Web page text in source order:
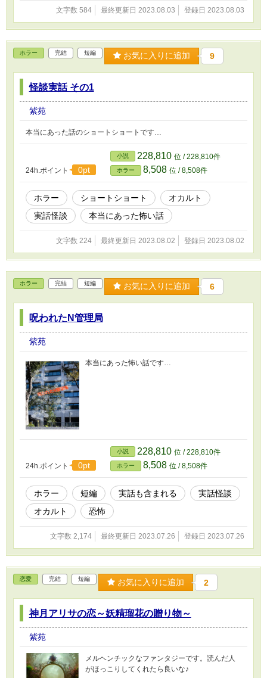
文字数 584 最終更新日 2023.08.03 登録日 2023.08.03
ホラー 完結 短編 お気に入りに追加 9
怪談実話 その1
紫苑
本当にあった話のショートショートです…
24h.ポイント 0pt
小説 228,810 位 / 228,810件
ホラー 8,508 位 / 8,508件
ホラー ショートショート
オカルト
実話怪談
本当にあった怖い話
文字数 224 最終更新日 2023.08.02 登録日 2023.08.02
ホラー 完結 短編 お気に入りに追加 6
呪われたN管理局
紫苑
本当にあった怖い話です…
24h.ポイント 0pt
小説 228,810 位 / 228,810件
ホラー 8,508 位 / 8,508件
ホラー 短編 実話も含まれる
実話怪談
オカルト
恐怖
文字数 2,174 最終更新日 2023.07.26 登録日 2023.07.26
恋愛 完結 短編 お気に入りに追加 2
神月アリサの恋～妖精瑠花の贈り物～
紫苑
メルヘンチックなファンタジーです。読んだ人
がほっこりしてくれたら良いな♪